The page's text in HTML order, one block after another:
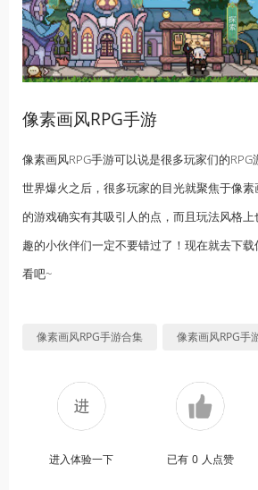
像素画风RPG手游
像素画风RPG手游可以说是很多玩家们的
世界爆火之后，很多玩家的目光就聚焦于像素
的游戏确实有其吸引人的点，而且玩法风格
趣的小伙伴们一定不要错过了！现在就去下
看吧~
像素画风RPG手游合集 像素画风RPG手
进入体验一下 已有 0 人点赞